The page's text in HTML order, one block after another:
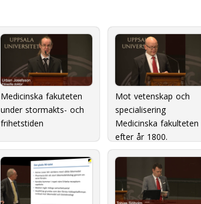
Medicinska fakuteten
under stormakts- och
frihetstiden
Mot vetenskap och
specialisering 
Medicinska fakulteten
efter år 1800.